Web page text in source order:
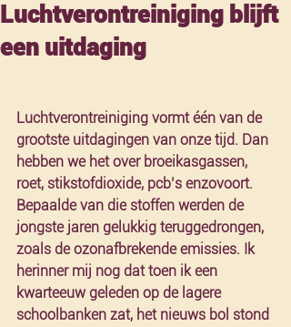
Luchtverontreiniging blijft
een uitdaging
Luchtverontreiniging vormt één van de
grootste uitdagingen van onze tijd. Dan
hebben we het over broeikasgassen,
roet, stikstofdioxide, pcb’s enzovoort.
Bepaalde van die stoffen werden de
jongste jaren gelukkig teruggedrongen,
zoals de ozonafbrekende emissies. Ik
herinner mij nog dat toen ik een
kwarteeuw geleden op de lagere
schoolbanken zat, het nieuws bol stond